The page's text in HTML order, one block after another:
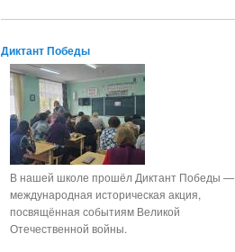
Диктант Победы
В нашей школе прошёл Диктант Победы —
международная историческая акция,
посвящённая событиям Великой
Отечественной войны.